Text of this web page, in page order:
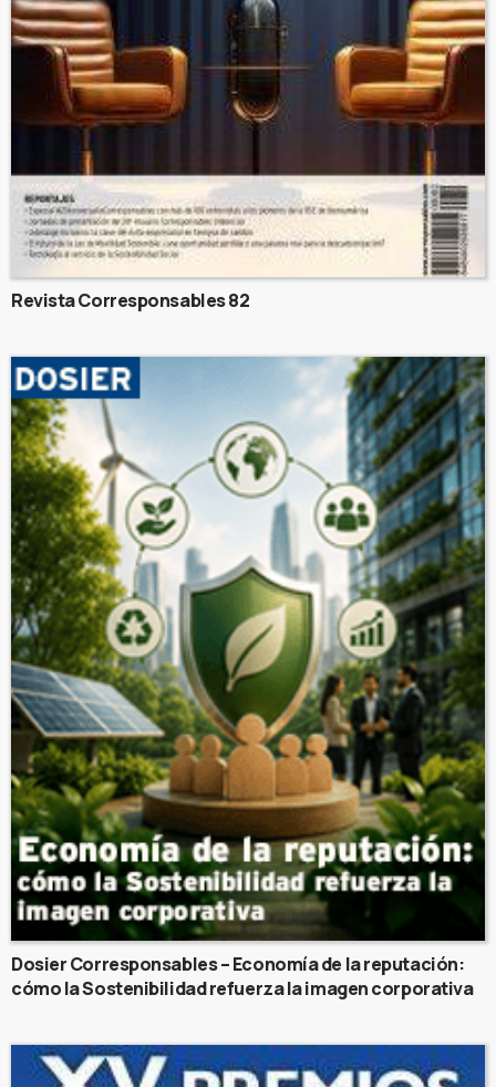
Revista Corresponsables 82
Dosier Corresponsables – Economía de la reputación:
cómo la Sostenibilidad refuerza la imagen corporativa